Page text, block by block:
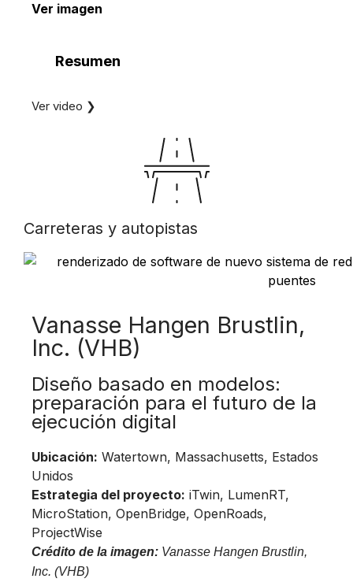
Ver imagen
Resumen
Ver video ❯
Carreteras y autopistas
Vanasse Hangen Brustlin,
Inc. (VHB)
Diseño basado en modelos:
preparación para el futuro de la
ejecución digital
Ubicación: Watertown, Massachusetts, Estados
Unidos
Estrategia del proyecto: iTwin, LumenRT,
MicroStation, OpenBridge, OpenRoads,
ProjectWise
Crédito de la imagen: Vanasse Hangen Brustlin,
Inc. (VHB)